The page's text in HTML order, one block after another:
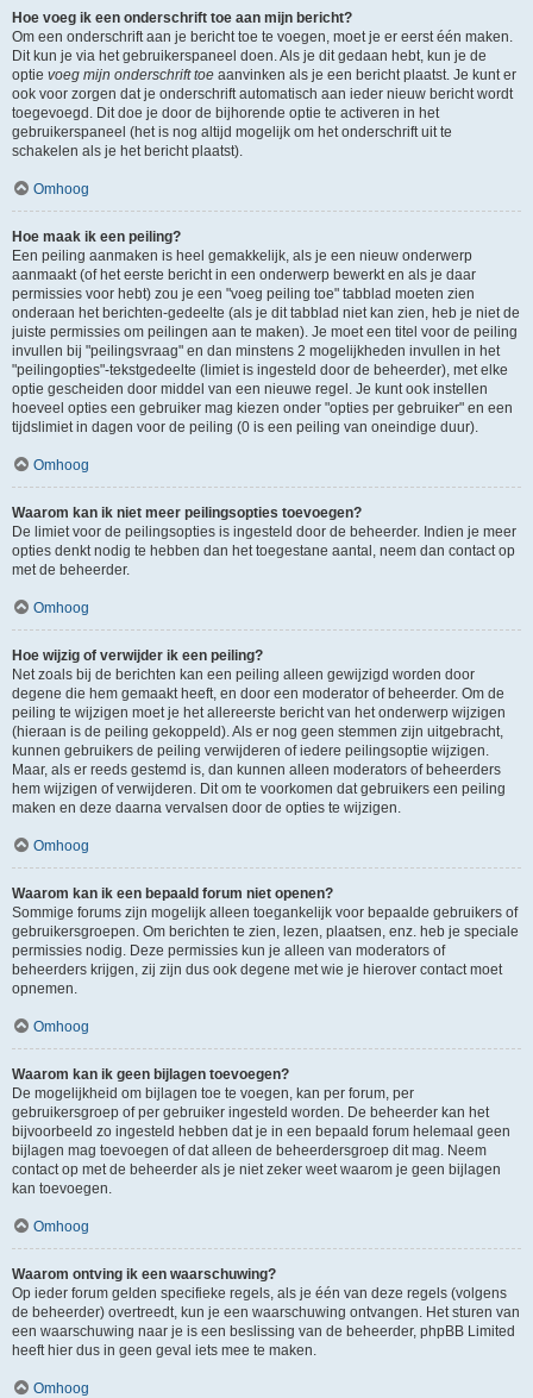
Hoe voeg ik een onderschrift toe aan mijn bericht?
Om een onderschrift aan je bericht toe te voegen, moet je er eerst één maken.
Dit kun je via het gebruikerspaneel doen. Als je dit gedaan hebt, kun je de
optie voeg mijn onderschrift toe aanvinken als je een bericht plaatst. Je kunt er
ook voor zorgen dat je onderschrift automatisch aan ieder nieuw bericht wordt
toegevoegd. Dit doe je door de bijhorende optie te activeren in het
gebruikerspaneel (het is nog altijd mogelijk om het onderschrift uit te
schakelen als je het bericht plaatst).
Omhoog
Hoe maak ik een peiling?
Een peiling aanmaken is heel gemakkelijk, als je een nieuw onderwerp
aanmaakt (of het eerste bericht in een onderwerp bewerkt en als je daar
permissies voor hebt) zou je een "voeg peiling toe" tabblad moeten zien
onderaan het berichten-gedeelte (als je dit tabblad niet kan zien, heb je niet de
juiste permissies om peilingen aan te maken). Je moet een titel voor de peiling
invullen bij "peilingsvraag" en dan minstens 2 mogelijkheden invullen in het
"peilingopties"-tekstgedeelte (limiet is ingesteld door de beheerder), met elke
optie gescheiden door middel van een nieuwe regel. Je kunt ook instellen
hoeveel opties een gebruiker mag kiezen onder "opties per gebruiker" en een
tijdslimiet in dagen voor de peiling (0 is een peiling van oneindige duur).
Omhoog
Waarom kan ik niet meer peilingsopties toevoegen?
De limiet voor de peilingsopties is ingesteld door de beheerder. Indien je meer
opties denkt nodig te hebben dan het toegestane aantal, neem dan contact op
met de beheerder.
Omhoog
Hoe wijzig of verwijder ik een peiling?
Net zoals bij de berichten kan een peiling alleen gewijzigd worden door
degene die hem gemaakt heeft, en door een moderator of beheerder. Om de
peiling te wijzigen moet je het allereerste bericht van het onderwerp wijzigen
(hieraan is de peiling gekoppeld). Als er nog geen stemmen zijn uitgebracht,
kunnen gebruikers de peiling verwijderen of iedere peilingsoptie wijzigen.
Maar, als er reeds gestemd is, dan kunnen alleen moderators of beheerders
hem wijzigen of verwijderen. Dit om te voorkomen dat gebruikers een peiling
maken en deze daarna vervalsen door de opties te wijzigen.
Omhoog
Waarom kan ik een bepaald forum niet openen?
Sommige forums zijn mogelijk alleen toegankelijk voor bepaalde gebruikers of
gebruikersgroepen. Om berichten te zien, lezen, plaatsen, enz. heb je speciale
permissies nodig. Deze permissies kun je alleen van moderators of
beheerders krijgen, zij zijn dus ook degene met wie je hierover contact moet
opnemen.
Omhoog
Waarom kan ik geen bijlagen toevoegen?
De mogelijkheid om bijlagen toe te voegen, kan per forum, per
gebruikersgroep of per gebruiker ingesteld worden. De beheerder kan het
bijvoorbeeld zo ingesteld hebben dat je in een bepaald forum helemaal geen
bijlagen mag toevoegen of dat alleen de beheerdersgroep dit mag. Neem
contact op met de beheerder als je niet zeker weet waarom je geen bijlagen
kan toevoegen.
Omhoog
Waarom ontving ik een waarschuwing?
Op ieder forum gelden specifieke regels, als je één van deze regels (volgens
de beheerder) overtreedt, kun je een waarschuwing ontvangen. Het sturen van
een waarschuwing naar je is een beslissing van de beheerder, phpBB Limited
heeft hier dus in geen geval iets mee te maken.
Omhoog